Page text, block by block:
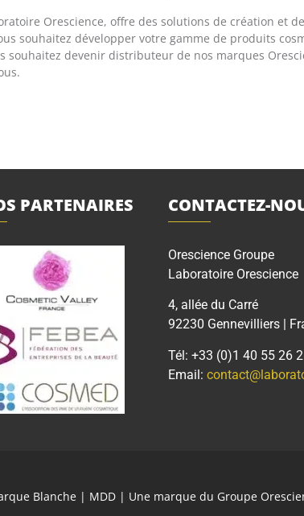
Orescience, offre des solutions de création et
souhaitez développer votre gamme de produits
devenir distributeur de nos marques
PARTENAIRES CONTACTEZ-
Orescience Groupe
Laboratoire Orescience
4, allée du Carré
92230 Gennevilliers |
Tél: +33 (0)1 40 55 26
Email:
Blanche | MDD | Une marque du Groupe